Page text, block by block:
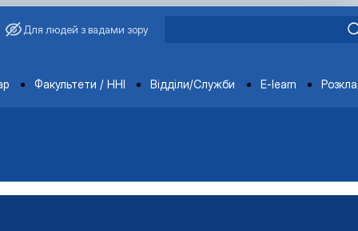
Для людей з вадами зору
Факультети / ННІ Відділи/Служби E-learn